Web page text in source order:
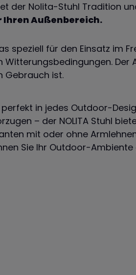
der Nolita-Stuhl Tradition
Ihren Außenbereich.
speziell für den Einsatz im
Der
Gebrauch ist.
in jedes Outdoor-
– der NOLITA Stuhl
mit oder ohne
Sie Ihr Outdoor-